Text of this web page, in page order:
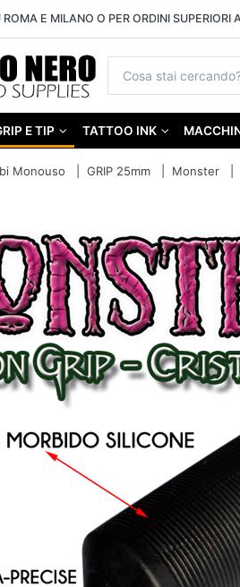
ROMA E MILANO O PER ORDINI SUPERIORI
E TIP TATTOO INK
Monouso GRIP 25mm Monster